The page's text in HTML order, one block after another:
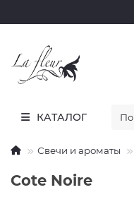
КАТАЛОГ
Свечи и ароматы
Cote Noire